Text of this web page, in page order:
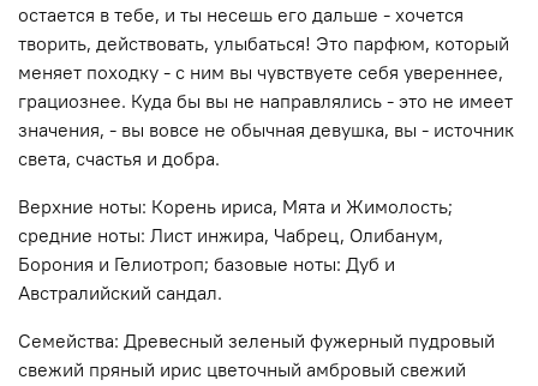
остается в тебе, и ты несешь его дальше - хочется
творить, действовать, улыбаться! Это парфюм, который
меняет походку - с ним вы чувствуете себя увереннее,
грациознее. Куда бы вы не направлялись - это не имеет
значения, - вы вовсе не обычная девушка, вы - источник
света, счастья и добра.
Верхние ноты: Корень ириса, Мята и Жимолость;
средние ноты: Лист инжира, Чабрец, Олибанум,
Борония и Гелиотроп; базовые ноты: Дуб и
Австралийский сандал.
Семейства: Древесный зеленый фужерный пудровый
свежий пряный ирис цветочный амбровый свежий